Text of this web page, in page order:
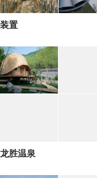
装置
龙胜温泉